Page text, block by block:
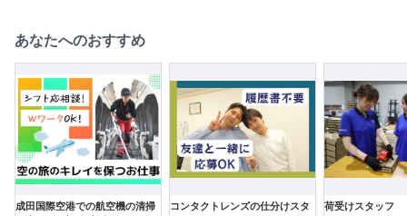
あなたへのおすすめ
成田国際空港での航空機の清掃
コンタクトレンズの仕分けスタ
荷受けスタッフ